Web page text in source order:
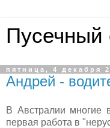
Пусечный
пятница, 4 декабря
Андрей -
В Австралии многие
первая работа в